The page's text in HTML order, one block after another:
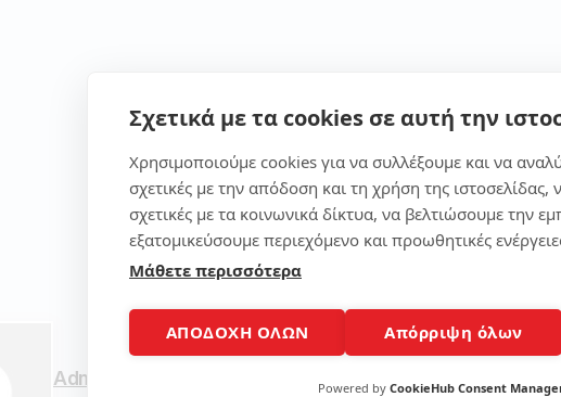
Admin
Σχετικά με τα cookies σε αυτή την
Χρησιμοποιούμε cookies για να συλλέξουμε και να
σχετικές με την απόδοση και τη χρήση της
σχετικές με τα κοινωνικά δίκτυα, να βελτιώσουμε την
εξατομικεύσουμε περιεχόμενο και προωθητικές
Μάθετε περισσότερα
ΑΠΟΔΟΧΗ ΟΛΩΝ Απόρριψη όλων
Powered by CookieHub Consent